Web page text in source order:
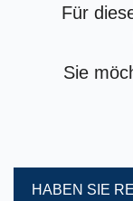
Für
Sie
HABEN SIE